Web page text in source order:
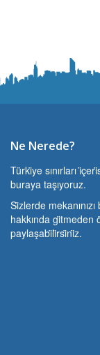
Ne Nerede?
Türki̇ye sınırları
buraya taşıyoruz.
Si̇zlerde
hakkında
paylaşabi̇li̇rsi̇ni̇z.